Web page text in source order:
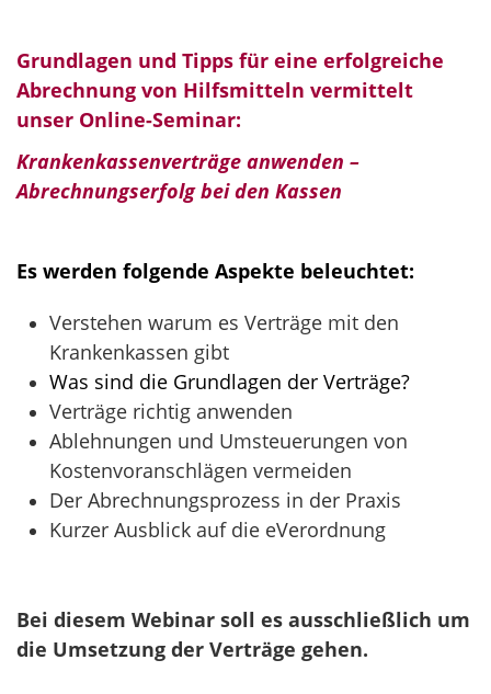
Grundlagen und Tipps für eine erfolgreiche
Abrechnung von Hilfsmitteln vermittelt
unser Online-Seminar:
Krankenkassenverträge anwenden –
Abrechnungserfolg bei den Kassen
Es werden folgende Aspekte beleuchtet:
Verstehen warum es Verträge mit den
Krankenkassen gibt
Was sind die Grundlagen der Verträge?
Verträge richtig anwenden
Ablehnungen und Umsteuerungen von
Kostenvoranschlägen vermeiden
Der Abrechnungsprozess in der Praxis
Kurzer Ausblick auf die eVerordnung
Bei diesem Webinar soll es ausschließlich um
die Umsetzung der Verträge gehen.